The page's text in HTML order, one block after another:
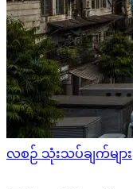
Posted
in
လစဉ် သုံးသပ်ချက်များ